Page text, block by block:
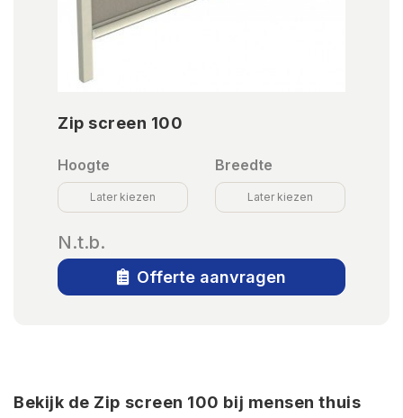
Zip screen 100
Hoogte
Later kiezen
Breedte
Later kiezen
N.t.b.
Offerte aanvragen
Bekijk de Zip screen 100 bij mensen thuis